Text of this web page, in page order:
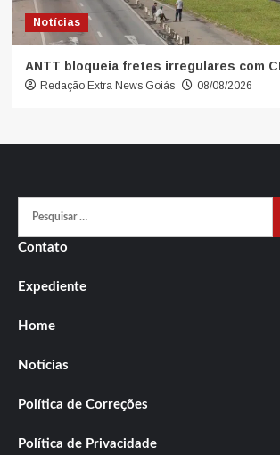
Notícias
ANTT bloqueia fretes irregulares com
Redação Extra News Goiás 08/08/2026
por:
Contato
Expediente
Home
Notícias
Política de Correções
Política de Privacidade